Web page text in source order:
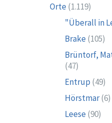
Orte (1.119)
"Überall in
Brake (105)
Brüntorf,
(47)
Entrup (49)
Hörstmar(6)
Leese (90)